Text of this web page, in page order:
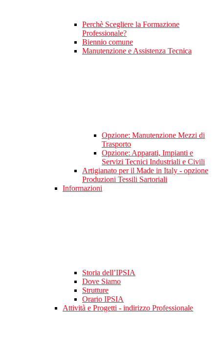
Perchè Scegliere la Formazione
Professionale?
Biennio comune
Manutenzione e Assistenza Tecnica
Opzione: Manutenzione Mezzi di
Trasporto
Opzione: Apparati, Impianti e
Servizi Tecnici Industriali e Civili
Artigianato per il Made in Italy - opzione
Produzioni Tessili Sartoriali
Informazioni
Storia dell’IPSIA
Dove Siamo
Strutture
Orario IPSIA
Attività e Progetti - indirizzo Professionale